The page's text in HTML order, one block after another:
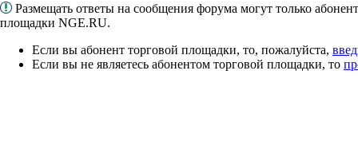
Размещать ответы на сообщения форума могут только
площадки NGE.RU.
Если вы абонент торговой площадки, то, пожалуйста,
Если вы не являетесь абонентом торговой площадки, то